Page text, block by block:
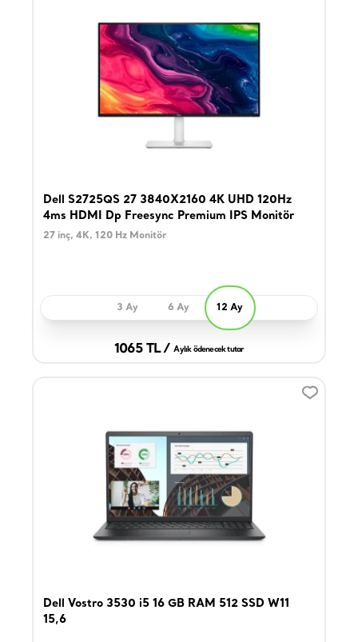
Dell S2725QS 27 3840X2160 4K UHD 120Hz
4ms HDMI Dp Freesync Premium IPS Monitör
27 inç, 4K, 120 Hz Monitör
3 Ay 6 Ay 12 Ay
1065 TL / Aylık ödenecek tutar
Dell Vostro 3530 i5 16 GB RAM 512 SSD W11
15,6